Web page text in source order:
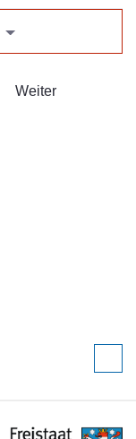
Weiter